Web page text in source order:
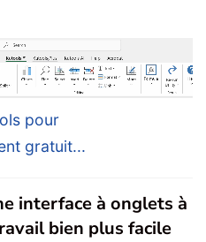
pour
gratuit...
interface à onglets à
bien plus facile